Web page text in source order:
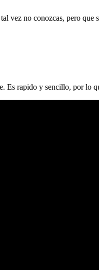
vez no conozcas, pero
rapido y sencillo, por lo